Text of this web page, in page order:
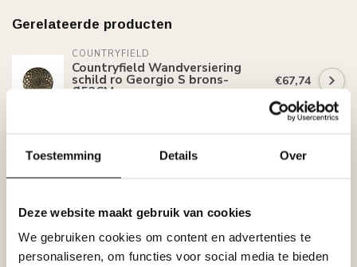
Toestemming Details Over
Deze website maakt gebruik van cookies
We gebruiken cookies om content en advertenties te
personaliseren, om functies voor social media te bieden
Gerelateerde producten
COUNTRYFIELD
Countryfield Wandversiering
schild ro Georgio S brons-
Ø52CM
€67,74
Recent bekeken